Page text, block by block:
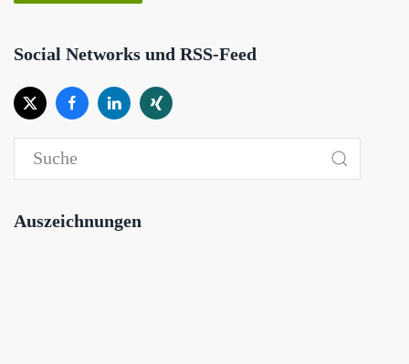
Social Networks und RSS-Feed
Auszeichnungen